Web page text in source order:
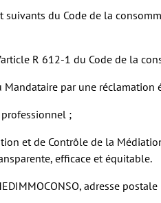
du Code de la
R 612-1 du Code de la
par une réclamation
;
et de Contrôle de la
efficace et équitable.
adresse postale